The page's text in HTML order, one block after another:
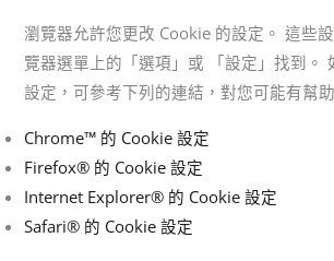
瀏覽器允許您更改 Cookie 的設定。 這些
覽器選單上的「選項」或 「設定」找到。
設定，可參考下列的連結，對您可能有幫助
Chrome™ 的 Cookie 設定
Firefox® 的 Cookie 設定
Internet Explorer® 的 Cookie 設定
Safari® 的 Cookie 設定